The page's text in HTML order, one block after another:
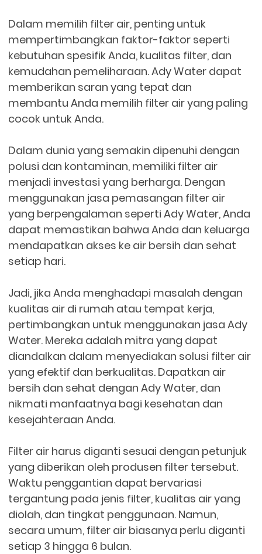
Dalam memilih filter air, penting untuk
mempertimbangkan faktor-faktor seperti
kebutuhan spesifik Anda, kualitas filter, dan
kemudahan pemeliharaan. Ady Water dapat
memberikan saran yang tepat dan
membantu Anda memilih filter air yang paling
cocok untuk Anda.
Dalam dunia yang semakin dipenuhi dengan
polusi dan kontaminan, memiliki filter air
menjadi investasi yang berharga. Dengan
menggunakan jasa pemasangan filter air
yang berpengalaman seperti Ady Water, Anda
dapat memastikan bahwa Anda dan keluarga
mendapatkan akses ke air bersih dan sehat
setiap hari.
Jadi, jika Anda menghadapi masalah dengan
kualitas air di rumah atau tempat kerja,
pertimbangkan untuk menggunakan jasa Ady
Water. Mereka adalah mitra yang dapat
diandalkan dalam menyediakan solusi filter air
yang efektif dan berkualitas. Dapatkan air
bersih dan sehat dengan Ady Water, dan
nikmati manfaatnya bagi kesehatan dan
kesejahteraan Anda.
Filter air harus diganti sesuai dengan petunjuk
yang diberikan oleh produsen filter tersebut.
Waktu penggantian dapat bervariasi
tergantung pada jenis filter, kualitas air yang
diolah, dan tingkat penggunaan. Namun,
secara umum, filter air biasanya perlu diganti
setiap 3 hingga 6 bulan.